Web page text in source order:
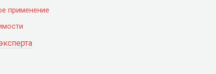
применение